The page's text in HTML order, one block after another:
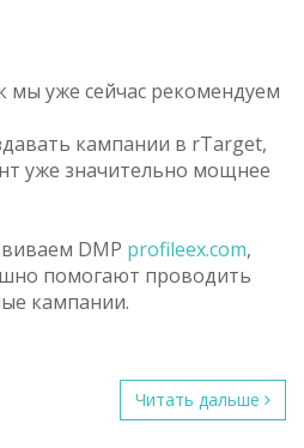
уже сейчас рекомендуем
кампании в rTarget,
уже значительно мощнее
DMP profileex.com,
помогают проводить
кампании.
Читать дальше